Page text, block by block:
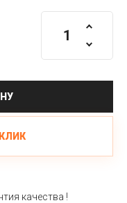
качества !